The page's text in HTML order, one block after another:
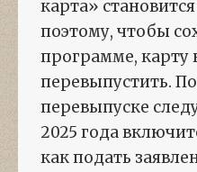
карта»
поэтому, чтобы
программе, карту
перевыпустить.
перевыпуске
2025 года
как подать